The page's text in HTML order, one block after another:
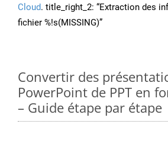
Cloud. title_right_2: “Extraction des
fichier %!s(MISSING)”
Convertir des
PowerPoint de PPT en
– Guide étape par étape